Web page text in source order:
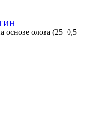
основе олова (25+0,5